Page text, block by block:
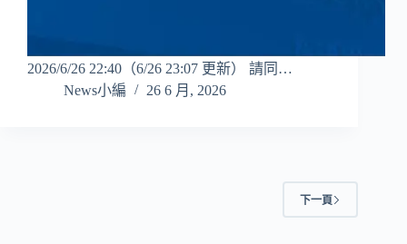
2026/6/26 22:40（6/26 23:07 更新） 請同…
News小編
26 6 月, 2026
下一頁